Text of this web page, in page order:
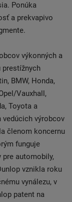
Ponúka
a prekvapivo
výkonných a
prestížnych
BMW, Honda,
Vauxhall,
Toyota a
vedúcich výrobcov
členom koncernu
funguje
pre automobily,
vznikla roku
vynálezu, v
patent na